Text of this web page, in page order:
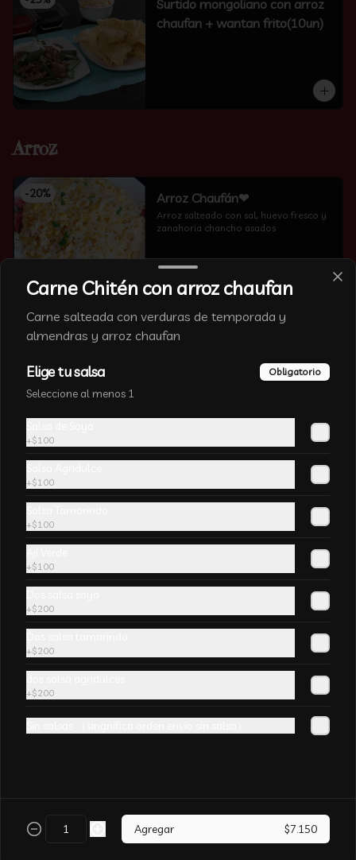
Surtido mongoliano con arroz
chaufan + wantan frito(10un)
Arroz
-20% Arroz Chaufán❤
Arroz salteado con sal, huevo fresco y
zanahoria chancho asados
-12% Arroz Blanco
Arroz salteado con algas chinas,
champiñones y surtido de verduras. sin
Arroz Chaufán CURRY
Carne Chitén con arroz chaufan
Carne salteada con verduras de temporada y
almendras y arroz chaufan
Elige tu salsa Obligatorio
Seleccione al menos 1
+$100
+$100
+$100
+$100
+$200
+$200
+$200
Agregar $7.150